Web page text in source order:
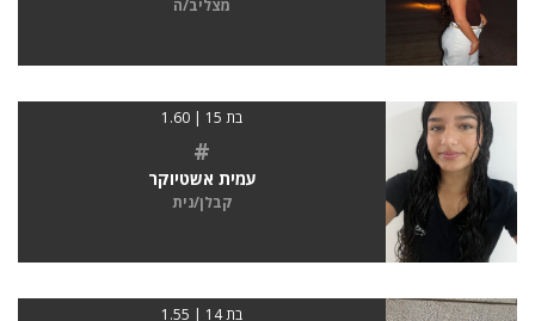
מצליב/ה
בת 15 | 1.60
#
עמית אשטיוקר
קבלן/נית
בת 14 | 1.55